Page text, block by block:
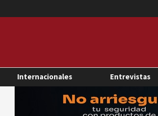
Internacionales Entrevistas